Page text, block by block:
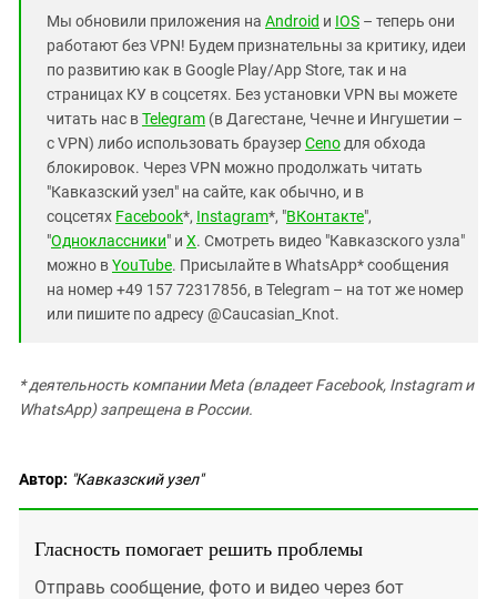
Мы обновили приложения на Android и IOS – теперь они
работают без VPN! Будем признательны за критику, идеи
по развитию как в Google Play/App Store, так и на
страницах КУ в соцсетях. Без установки VPN вы можете
читать нас вTelegram (в Дагестане, Чечне и Ингушетии –
с VPN) либо использовать браузерCeno для обхода
блокировок. Через VPN можно продолжать читать
"Кавказский узел" на сайте, как обычно, и в
соцсетях Facebook*, Instagram*, "ВКонтакте",
"Одноклассники" и X. Смотреть видео "Кавказского узла"
можно вYouTube. Присылайте в WhatsApp* сообщения
на номер +49 157 72317856, в Telegram – на тот же номер
или пишите по адресу @Caucasian_Knot.
* деятельность компании Meta (владеет Facebook, Instagram и
WhatsApp) запрещена в России.
Автор: "Кавказский узел"
Гласность помогает решить проблемы
Отправь сообщение, фото и видео через бот